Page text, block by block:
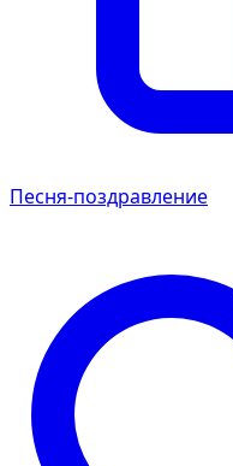
Песня-поздравление